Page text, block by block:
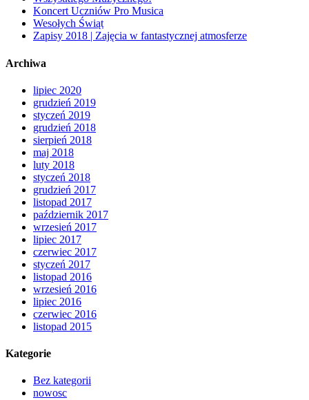
Koncert Uczniów Pro Musica
Wesołych Świąt
Zapisy 2018 | Zajęcia w fantastycznej atmosferze
Archiwa
lipiec 2020
grudzień 2019
styczeń 2019
grudzień 2018
sierpień 2018
maj 2018
luty 2018
styczeń 2018
grudzień 2017
listopad 2017
październik 2017
wrzesień 2017
lipiec 2017
czerwiec 2017
styczeń 2017
listopad 2016
wrzesień 2016
lipiec 2016
czerwiec 2016
listopad 2015
Kategorie
Bez kategorii
nowosc